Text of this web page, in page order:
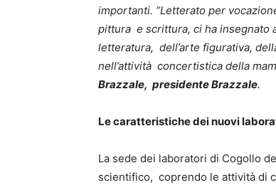
importanti. “Letterato per
pittura e scrittura, ci ha insegnato
letteratura, dell’arte figurativa,
nell’attività concertistica della
Brazzale, presidente Brazzale.
Le caratteristiche dei nuovi
La sede dei laboratori di Cogollo
scientifico, coprendo le attività di